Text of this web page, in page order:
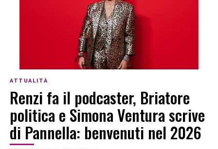
ATTUALITÀ
Renzi fa il podcaster, Briatore
politica e Simona Ventura scrive
di Pannella: benvenuti nel 2026